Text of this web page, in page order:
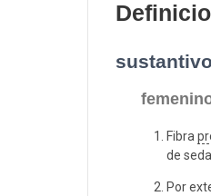
sustantivo
Fibra
de
Por